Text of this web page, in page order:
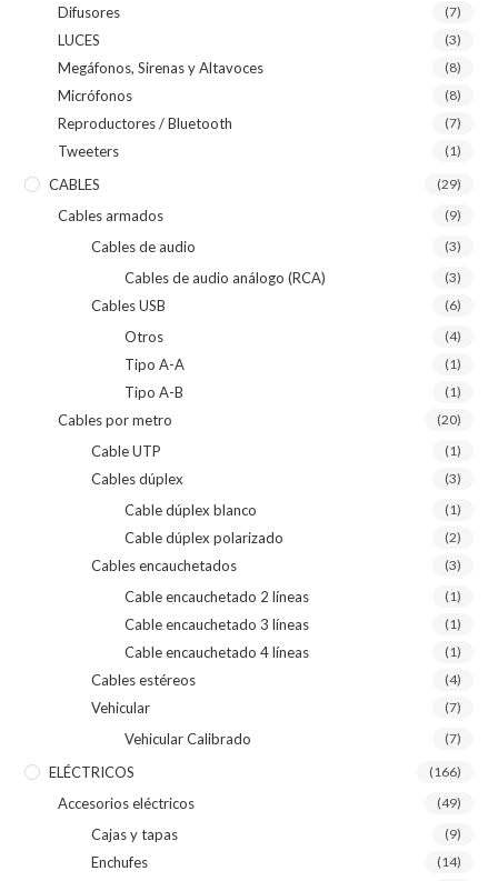
Difusores (7)
LUCES (3)
Megáfonos, Sirenas y Altavoces (8)
Micrófonos (8)
Reproductores / Bluetooth (7)
Tweeters (1)
CABLES (29)
Cables armados (9)
Cables de audio (3)
Cables de audio análogo (RCA) (3)
Cables USB (6)
Otros (4)
Tipo A-A (1)
Tipo A-B (1)
Cables por metro (20)
Cable UTP (1)
Cables dúplex (3)
Cable dúplex blanco (1)
Cable dúplex polarizado (2)
Cables encauchetados (3)
Cable encauchetado 2 líneas (1)
Cable encauchetado 3 líneas (1)
Cable encauchetado 4 líneas (1)
Cables estéreos (4)
Vehicular (7)
Vehicular Calibrado (7)
ELÉCTRICOS (166)
Accesorios eléctricos (49)
Cajas y tapas (9)
Enchufes (14)